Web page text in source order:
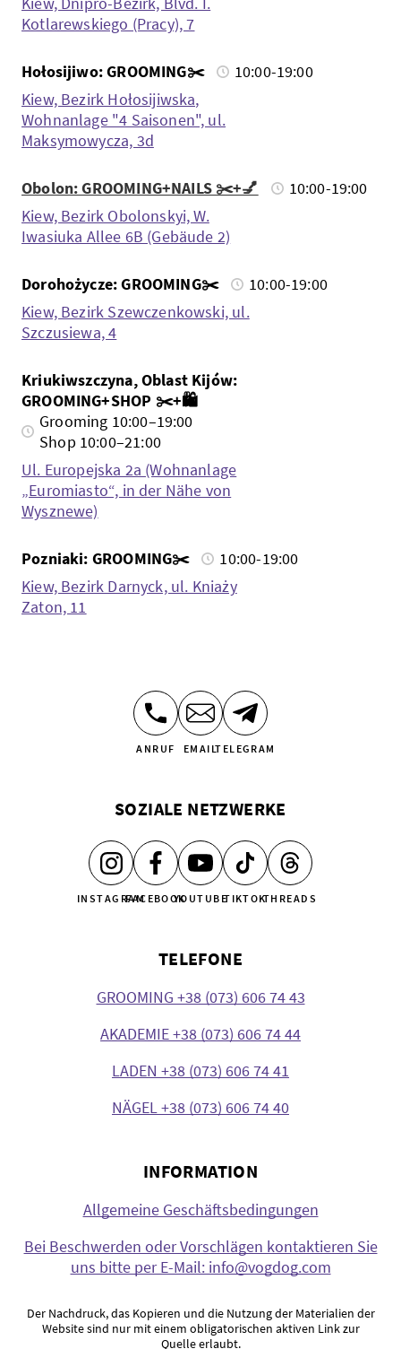
Kotlarewskiego (Pracy), 7
Hołosijiwo: GROOMING✂️
10:00-19:00
Kiew, Bezirk Hołosijiwska,
Wohnanlage "4 Saisonen", ul.
Maksymowycza, 3d
Obolon: GROOMING+NAILS ✂️+💅
10:00-19:00
Kiew, Bezirk Obolonskyi, W.
Iwasiuka Allee 6B (Gebäude 2)
Dorohożycze: GROOMING✂️
10:00-19:00
Kiew, Bezirk Szewczenkowski, ul.
Szczusiewa, 4
Kriukiwszczyna, Oblast Kijów:
GROOMING+SHOP ✂️+🛍️
Grooming 10:00–19:00
Shop 10:00–21:00
Ul. Europejska 2a (Wohnanlage
„Euromiasto“, in der Nähe von
Wysznewe)
Pozniaki: GROOMING✂️
10:00-19:00
Kiew, Bezirk Darnyck, ul. Kniaży
Zaton, 11
ANRUF EMAILTELEGRAM
SOZIALE NETZWERKE
INSTAGRAMFACEBOOKYOUTUBETIKTOKTHREADS
TELEFONE
GROOMING +38 (073) 606 74 43
AKADEMIE +38 (073) 606 74 44
LADEN +38 (073) 606 74 41
NÄGEL +38 (073) 606 74 40
INFORMATION
Allgemeine Geschäftsbedingungen
Bei Beschwerden oder Vorschlägen kontaktieren Sie
uns bitte per E-Mail: info@vogdog.com
Der Nachdruck, das Kopieren und die Nutzung der Materialien der
Website sind nur mit einem obligatorischen aktiven Link zur
Quelle erlaubt.